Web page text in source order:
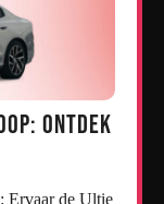
Ontdek